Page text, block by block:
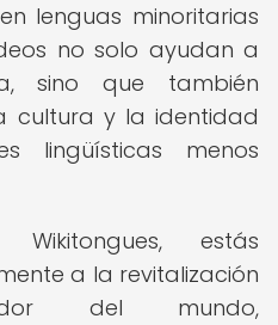
lenguas minoritarias
no solo ayudan a
sino que también
cultura y la identidad
lingüísticas menos
estás
a la revitalización
del mundo,